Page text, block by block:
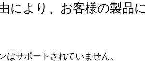
により、お客様の製品
はサポートされていません。